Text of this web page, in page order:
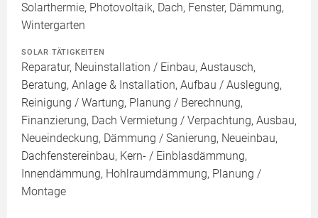
Solarthermie, Photovoltaik, Dach, Fenster, Dämmung,
Wintergarten
SOLAR TÄTIGKEITEN
Reparatur, Neuinstallation / Einbau, Austausch,
Beratung, Anlage & Installation, Aufbau / Auslegung,
Reinigung / Wartung, Planung / Berechnung,
Finanzierung, Dach Vermietung / Verpachtung, Ausbau,
Neueindeckung, Dämmung / Sanierung, Neueinbau,
Dachfenstereinbau, Kern- / Einblasdämmung,
Innendämmung, Hohlraumdämmung, Planung /
Montage